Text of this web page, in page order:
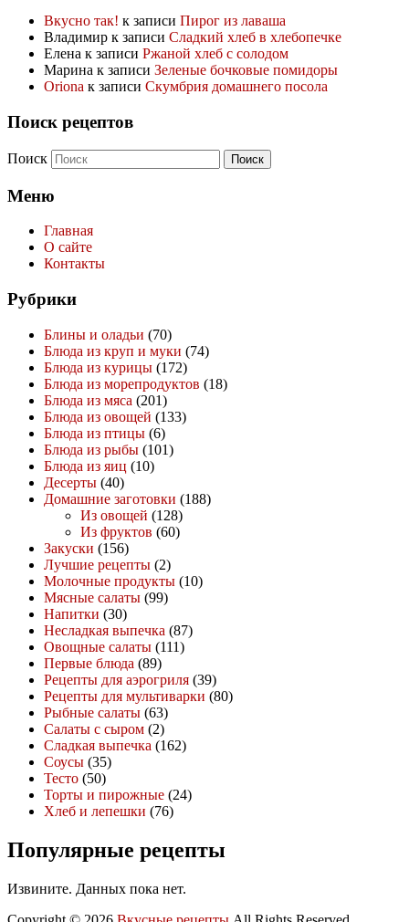
Вкусно так! к записи Пирог из лаваша
Владимир к записи Сладкий хлеб в хлебопечке
Елена к записи Ржаной хлеб с солодом
Марина к записи Зеленые бочковые помидоры
Oriona к записи Скумбрия домашнего посола
Поиск рецептов
Поиск
Меню
Главная
О сайте
Контакты
Рубрики
Блины и оладьи (70)
Блюда из круп и муки (74)
Блюда из курицы (172)
Блюда из морепродуктов (18)
Блюда из мяса (201)
Блюда из овощей (133)
Блюда из птицы (6)
Блюда из рыбы (101)
Блюда из яиц (10)
Десерты (40)
Домашние заготовки (188)
Из овощей (128)
Из фруктов (60)
Закуски (156)
Лучшие рецепты (2)
Молочные продукты (10)
Мясные салаты (99)
Напитки (30)
Несладкая выпечка (87)
Овощные салаты (111)
Первые блюда (89)
Рецепты для аэрогриля (39)
Рецепты для мультиварки (80)
Рыбные салаты (63)
Салаты с сыром (2)
Сладкая выпечка (162)
Соусы (35)
Тесто (50)
Торты и пирожные (24)
Хлеб и лепешки (76)
Популярные рецепты
Извините. Данных пока нет.